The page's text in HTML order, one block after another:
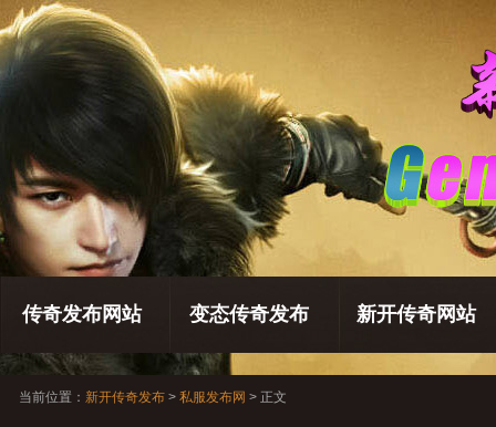
传奇发布网站 变态传奇发布 新开传奇网站
当前位置： 新开传奇发布 > 私服发布网 > 正文